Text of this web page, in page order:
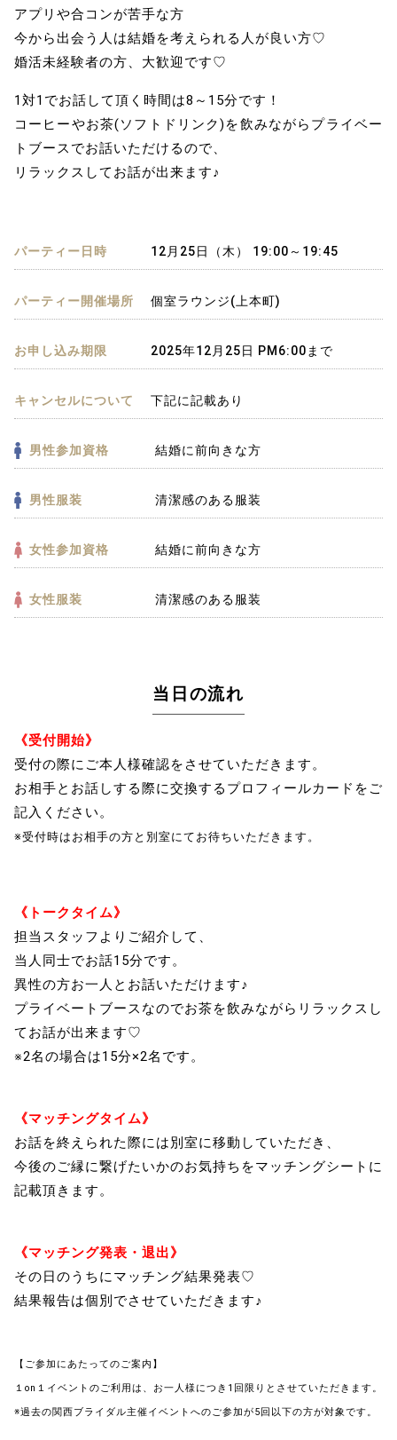
アプリや合コンが苦手な方
今から出会う人は結婚を考えられる人が良い方♡
婚活未経験者の方、大歓迎です♡
1対1でお話して頂く時間は8～15分です！
コーヒーやお茶(ソフトドリンク)を飲みながらプライベー
トブースでお話いただけるので、
リラックスしてお話が出来ます♪
パーティー日時 12月25日（木） 19:00～19:45
パーティー開催場所 個室ラウンジ(上本町)
お申し込み期限 2025年12月25日 PM6:00まで
キャンセルについて 下記に記載あり
男性参加資格 結婚に前向きな方
男性服装 清潔感のある服装
女性参加資格 結婚に前向きな方
女性服装 清潔感のある服装
当日の流れ
《受付開始》
受付の際にご本人様確認をさせていただきます。
お相手とお話しする際に交換するプロフィールカードをご
記入ください。
※受付時はお相手の方と別室にてお待ちいただきます。
《トークタイム》
担当スタッフよりご紹介して、
当人同士でお話15分です。
異性の方お一人とお話いただけます♪
プライベートブースなのでお茶を飲みながらリラックスし
てお話が出来ます♡
※2名の場合は15分×2名です。
《マッチングタイム》
お話を終えられた際には別室に移動していただき、
今後のご縁に繋げたいかのお気持ちをマッチングシートに
記載頂きます。
《マッチング発表・退出》
その日のうちにマッチング結果発表♡
結果報告は個別でさせていただきます♪
【ご参加にあたってのご案内】
１on１イベントのご利用は、お一人様につき1回限りとさせていただきます。
※過去の関西ブライダル主催イベントへのご参加が5回以下の方が対象です。